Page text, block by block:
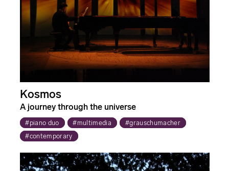
Kosmos
A journey through the universe
#piano duo #multimedia
#grauschumacher
#contemporary